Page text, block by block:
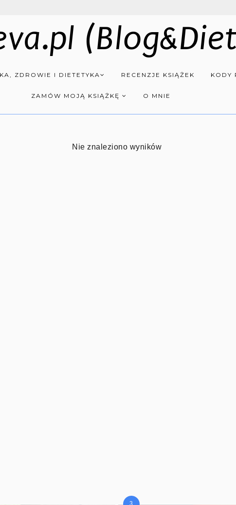
ZDROWIE I DIETETYKA RECENZJE KSIĄŻEK KODY
ZAMÓW MOJĄ KSIĄŻKĘ O MNIE
Nie znaleziono wyników